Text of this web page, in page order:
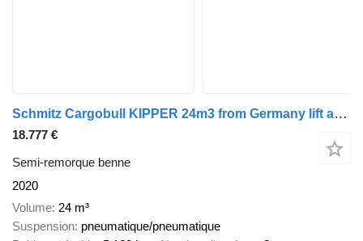
Schmitz Cargobull KIPPER 24m3 from Germany lift axle COMPLETT with MAN TGX few pi
18.777 €
Semi-remorque benne
2020
Volume 24 m³
Suspension pneumatique/pneumatique